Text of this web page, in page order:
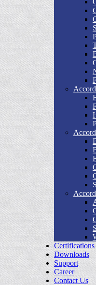
Certifications
Downloads
Support
Career
Contact Us